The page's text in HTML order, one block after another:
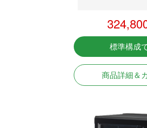
標準構成
商品詳細＆